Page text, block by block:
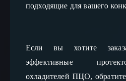
подходящие для вашего
Если вы хотите
эффективные
охладителей ПЦО,